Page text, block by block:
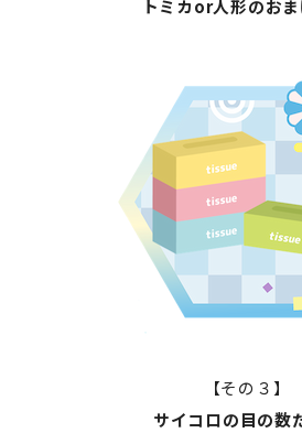
トミカor人形のおま
【その３】
サイコロの目の数